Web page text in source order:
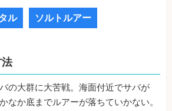
ル ソルトルアー
の大群に大苦戦。海面付近でサバが
なか底までルアーが落ちていかない。